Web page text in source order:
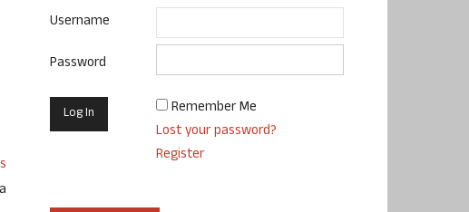
Username
Password
Remember Me
Lost your password?
Register